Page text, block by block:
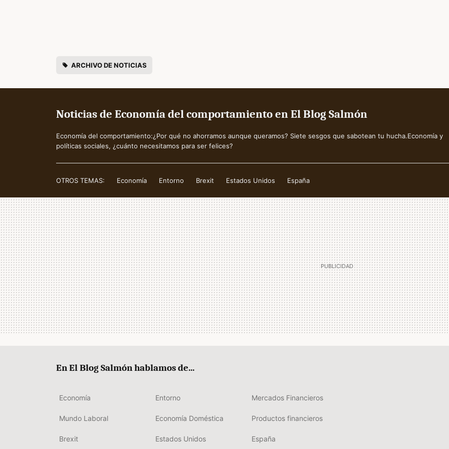
ARCHIVO DE NOTICIAS
Noticias de Economía del comportamiento en El Blog Salmón
Economía del comportamiento:¿Por qué no ahorramos aunque queramos? Siete sesgos que sabotean tu hucha.Economía y
políticas sociales, ¿cuánto necesitamos para ser felices?
OTROS TEMAS: Economía Entorno Brexit Estados Unidos España
En El Blog Salmón hablamos de...
Economía Entorno Mercados Financieros
Mundo Laboral Economía Doméstica Productos financieros
Brexit Estados Unidos España